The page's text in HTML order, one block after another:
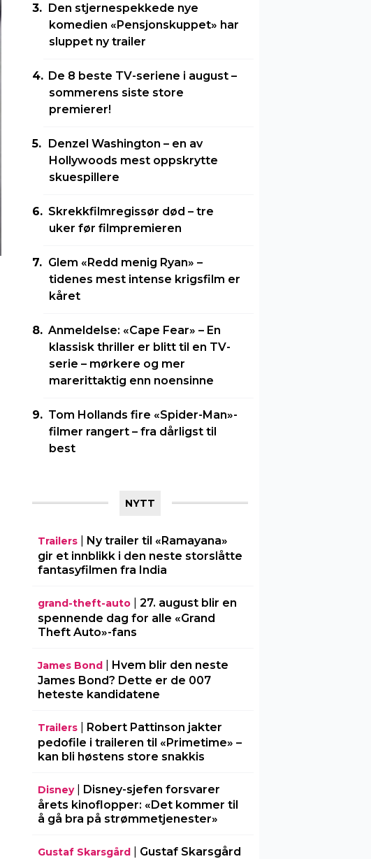
Den stjernespekkede nye
komedien «Pensjonskuppet» har
sluppet ny trailer
De 8 beste TV-seriene i august –
sommerens siste store
premierer!
Denzel Washington – en av
Hollywoods mest oppskrytte
skuespillere
Skrekkfilmregissør død – tre
uker før filmpremieren
Glem «Redd menig Ryan» –
tidenes mest intense krigsfilm er
kåret
Anmeldelse: «Cape Fear» – En
klassisk thriller er blitt til en TV-
serie – mørkere og mer
marerittaktig enn noensinne
Tom Hollands fire «Spider-Man»-
filmer rangert – fra dårligst til
best
NYTT
Trailers| Ny trailer til «Ramayana»
gir et innblikk i den neste storslåtte
fantasyfilmen fra India
grand-theft-auto| 27. august blir en
spennende dag for alle «Grand
Theft Auto»-fans
James Bond| Hvem blir den neste
James Bond? Dette er de 007
heteste kandidatene
Trailers| Robert Pattinson jakter
pedofile i traileren til «Primetime» –
kan bli høstens store snakkis
Disney| Disney-sjefen forsvarer
årets kinoflopper: «Det kommer til
å gå bra på strømmetjenester»
Gustaf Skarsgård| Gustaf Skarsgård